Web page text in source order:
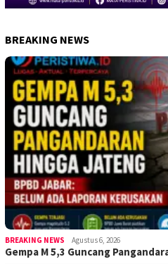
BREAKING NEWS
BREAKING NEWS Agustus 6, 2026
Gempa M 5,3 Guncang